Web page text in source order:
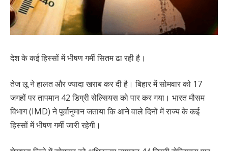
देश के कई हिस्सों में भीषण गर्मी सितम ढा रही है।
तेज लू ने हालत और ज्यादा खराब कर दी है। बिहार में सोमवार को 17
जगहों पर तापमान 42 डिग्री सेल्सियस को पार कर गया। भारत मौसम
विभाग (IMD) ने पूर्वानुमान जताया कि आने वाले दिनों में राज्य के कई
हिस्सों में भीषण गर्मी जारी रहेगी।